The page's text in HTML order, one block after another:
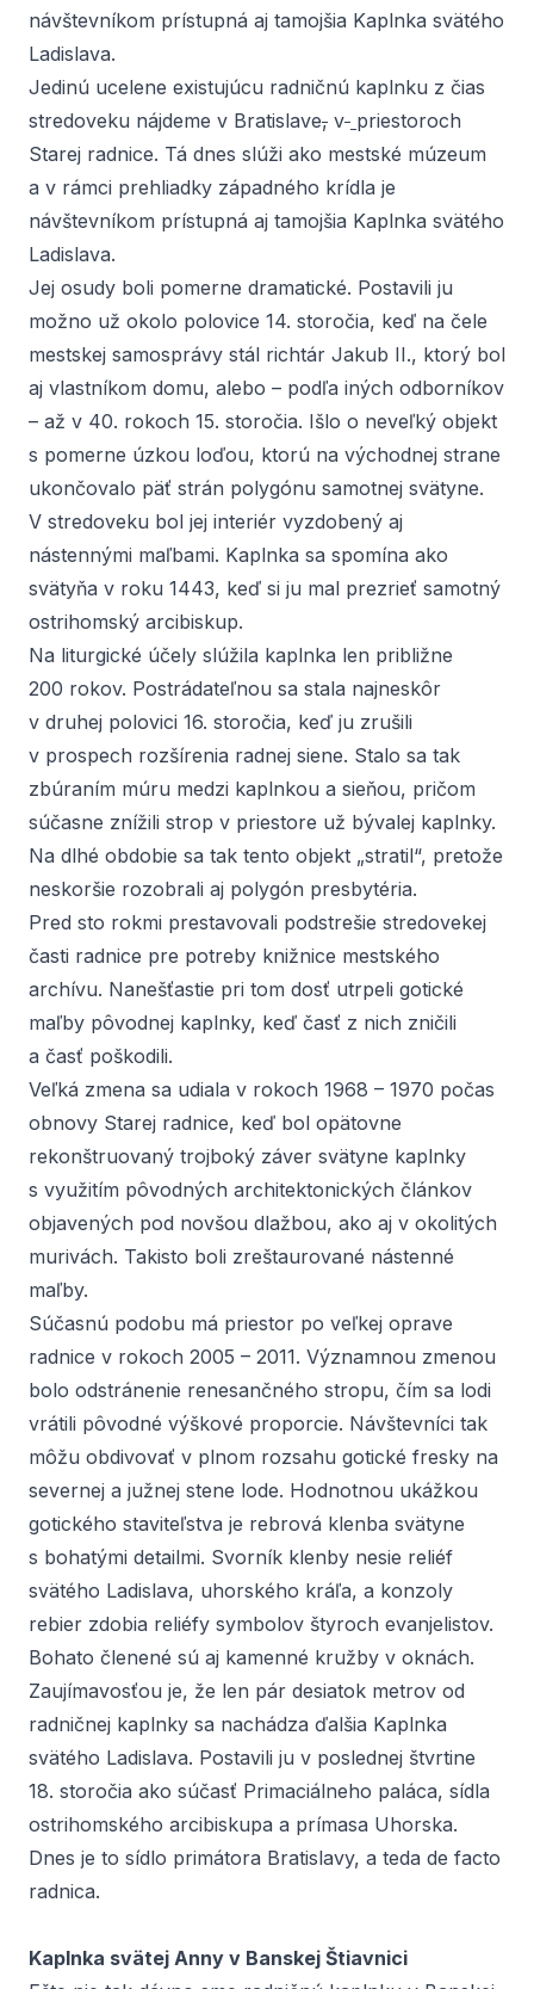
návštevníkom prístupná aj tamojšia Kaplnka svätého
Ladislava.
Jedinú ucelene existujúcu radničnú kaplnku z čias
stredoveku nájdeme v Bratislave, v priestoroch
Starej radnice. Tá dnes slúži ako mestské múzeum
a v rámci prehliadky západného krídla je
návštevníkom prístupná aj tamojšia Kaplnka svätého
Ladislava.
Jej osudy boli pomerne dramatické. Postavili ju
možno už okolo polovice 14. storočia, keď na čele
mestskej samosprávy stál richtár Jakub II., ktorý bol
aj vlastníkom domu, alebo – podľa iných odborníkov
– až v 40. rokoch 15. storočia. Išlo o neveľký objekt
s pomerne úzkou loďou, ktorú na východnej strane
ukončovalo päť strán polygónu samotnej svätyne.
V stredoveku bol jej interiér vyzdobený aj
nástennými maľbami. Kaplnka sa spomína ako
svätyňa v roku 1443, keď si ju mal prezrieť samotný
ostrihomský arcibiskup.
Na liturgické účely slúžila kaplnka len približne
200 rokov. Postrádateľnou sa stala najneskôr
v druhej polovici 16. storočia, keď ju zrušili
v prospech rozšírenia radnej siene. Stalo sa tak
zbúraním múru medzi kaplnkou a sieňou, pričom
súčasne znížili strop v priestore už bývalej kaplnky.
Na dlhé obdobie sa tak tento objekt „stratil“, pretože
neskoršie rozobrali aj polygón presbytéria.
Pred sto rokmi prestavovali podstrešie stredovekej
časti radnice pre potreby knižnice mestského
archívu. Nanešťastie pri tom dosť utrpeli gotické
maľby pôvodnej kaplnky, keď časť z nich zničili
a časť poškodili.
Veľká zmena sa udiala v rokoch 1968 – 1970 počas
obnovy Starej radnice, keď bol opätovne
rekonštruovaný trojboký záver svätyne kaplnky
s využitím pôvodných architektonických článkov
objavených pod novšou dlažbou, ako aj v okolitých
murivách. Takisto boli zreštaurované nástenné
maľby.
Súčasnú podobu má priestor po veľkej oprave
radnice v rokoch 2005 – 2011. Významnou zmenou
bolo odstránenie renesančného stropu, čím sa lodi
vrátili pôvodné výškové proporcie. Návštevníci tak
môžu obdivovať v plnom rozsahu gotické fresky na
severnej a južnej stene lode. Hodnotnou ukážkou
gotického staviteľstva je rebrová klenba svätyne
s bohatými detailmi. Svorník klenby nesie reliéf
svätého Ladislava, uhorského kráľa, a konzoly
rebier zdobia reliéfy symbolov štyroch evanjelistov.
Bohato členené sú aj kamenné kružby v oknách.
Zaujímavosťou je, že len pár desiatok metrov od
radničnej kaplnky sa nachádza ďalšia Kaplnka
svätého Ladislava. Postavili ju v poslednej štvrtine
18. storočia ako súčasť Primaciálneho paláca, sídla
ostrihomského arcibiskupa a prímasa Uhorska.
Dnes je to sídlo primátora Bratislavy, a teda de facto
radnica.
Kaplnka svätej Anny v Banskej Štiavnici